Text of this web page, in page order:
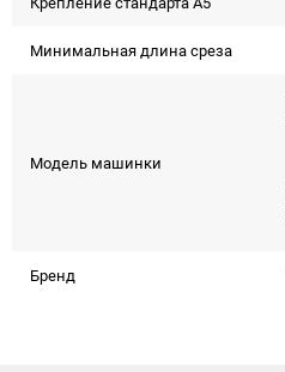
Минимальная длина среза
Модель машинки
Бренд